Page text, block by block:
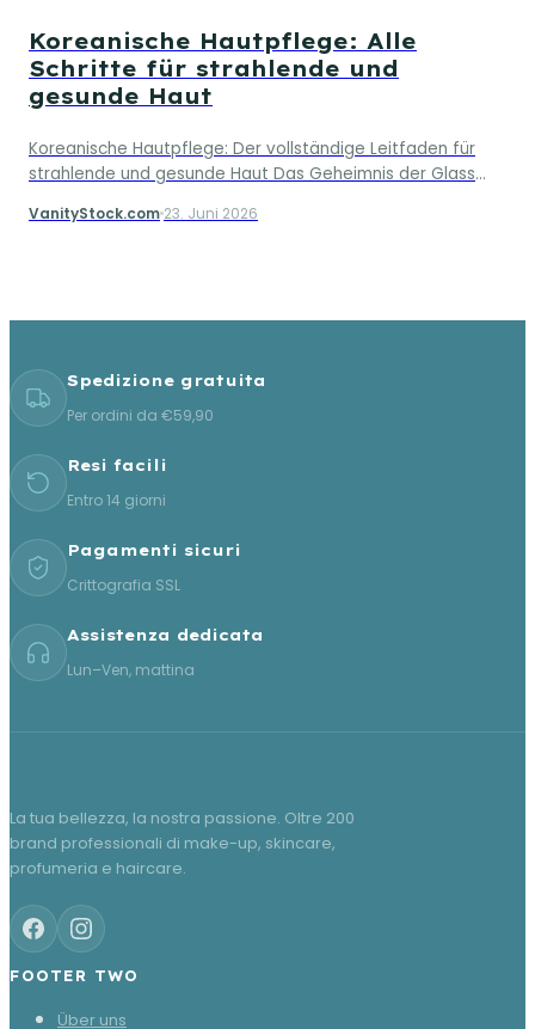
Koreanische Hautpflege: Alle
Schritte für strahlende und
gesunde Haut
Koreanische Hautpflege: Der vollständige Leitfaden für
strahlende und gesunde Haut Das Geheimnis der Glass
Jahren hat die koreanische Hautpfleg…
VanityStock.com 23. Juni 2026
Spedizione gratuita
Per ordini da €59,90
Resi facili
Entro 14 giorni
Pagamenti sicuri
Crittografia SSL
Assistenza dedicata
Lun–Ven, mattina
La tua bellezza, la nostra passione. Oltre 200
brand professionali di make-up, skincare,
profumeria e haircare.
FOOTER TWO
Über uns